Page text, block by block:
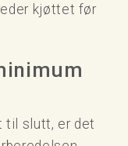
kjøttet før
til slutt, er det